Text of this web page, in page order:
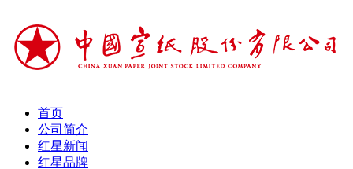
首页
公司简介
红星新闻
红星品牌